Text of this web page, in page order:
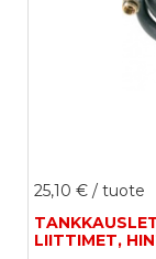
25,10 € / tuote
LIITTIMET,